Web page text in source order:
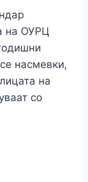
на ОУРЦ
насмевки,
на
со